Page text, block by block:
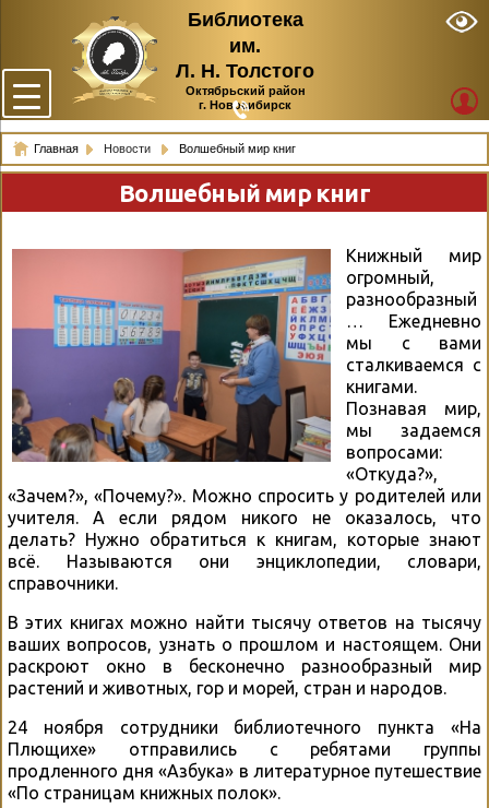
Библиотека
им.
Л. Н. Толстого
Октябрьский район
г. Новосибирск
Главная Новости Волшебный мир книг
Волшебный мир книг
Книжный мир
огромный,
разнообразный
… Ежедневно
мы с вами
сталкиваемся с
книгами.
Познавая мир,
мы задаемся
вопросами:
«Откуда?»,
«Зачем?», «Почему?». Можно спросить у родителей или
учителя. А если рядом никого не оказалось, что
делать? Нужно обратиться к книгам, которые знают
всё. Называются они энциклопедии, словари,
справочники.
В этих книгах можно найти тысячу ответов на тысячу
ваших вопросов, узнать о прошлом и настоящем. Они
раскроют окно в бесконечно разнообразный мир
растений и животных, гор и морей, стран и народов.
24 ноября сотрудники библиотечного пункта «На
Плющихе» отправились с ребятами группы
продленного дня «Азбука» в литературное путешествие
«По страницам книжных полок».